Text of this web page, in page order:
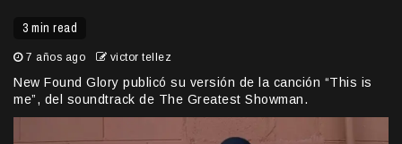
3 min read
7 años ago victor tellez
New Found Glory publicó su versión de la canción “This is
me”, del soundtrack de The Greatest Showman.